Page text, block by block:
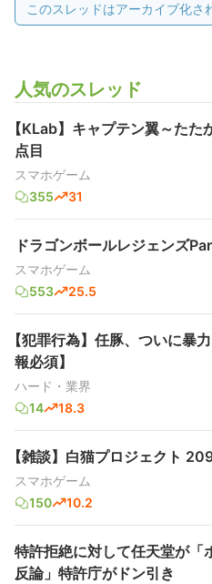
このスレッドはアーカイブ化さ
人気のスレッド
【KLab】キャプテン翼～た
点目
スマホゲーム
355
31
ドラゴンボールレジェンズ
スマホゲーム
553
25.5
【犯罪行為】任豚、ついに暴
報必須】
ハード・業界
14
18.3
【雑談】白猫プロジェクト
スマホゲーム
150
10.2
特許拒絶に対して任天堂が「
反論」特許庁がドン引き